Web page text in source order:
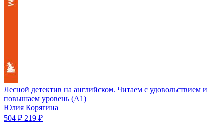
Лесной детектив на английском. Читаем с удовольствием и
повышаем уровень (А1)
Юлия Корягина
504 ₽ 219 ₽